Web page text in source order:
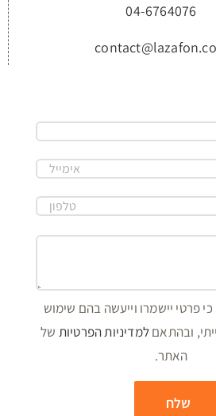
04-6764076
פרטי יישמרו וייעשה בהם שימוש
ובהתאםלמדיניות הפרטיות של
האתר.